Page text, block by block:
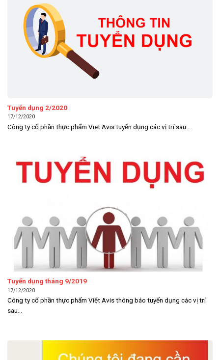
Tuyển dụng 2/2020
17/12/2020
Công ty cổ phần thực phẩm Viet Avis tuyển dụng các vị trí sau:...
Tuyển dụng tháng 9/2019
17/12/2020
Công ty cổ phần thực phẩm Việt Avis thông báo tuyển dụng các vị trí
sau...